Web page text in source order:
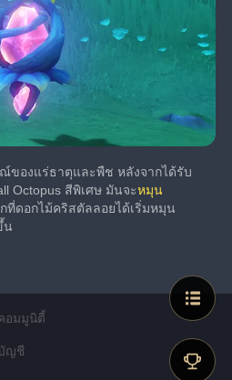
ของแร่ธาตุและพืช หลังจากได้รับ
Octopus สีพิเศษ มันจะหมุน
ที่ดอกไม้คริสตัลลอยได้เริ่มหมุน
น
อมมูนิตี้
ญชี